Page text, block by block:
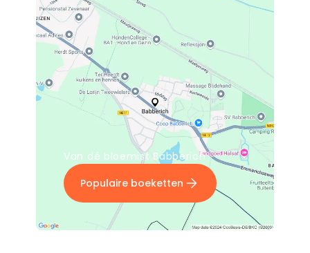
Van dé bloemist Babberich
Populaire boeketten